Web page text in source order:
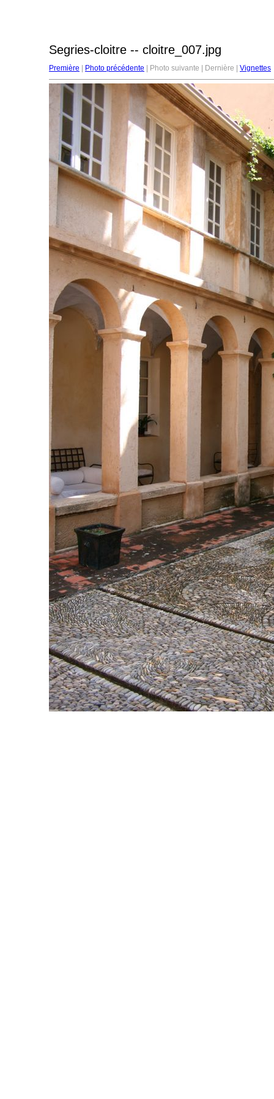
Segries-cloitre -- cloitre_007.jpg
Première Photo précédente | Photo suivante | Dernière | Vignettes